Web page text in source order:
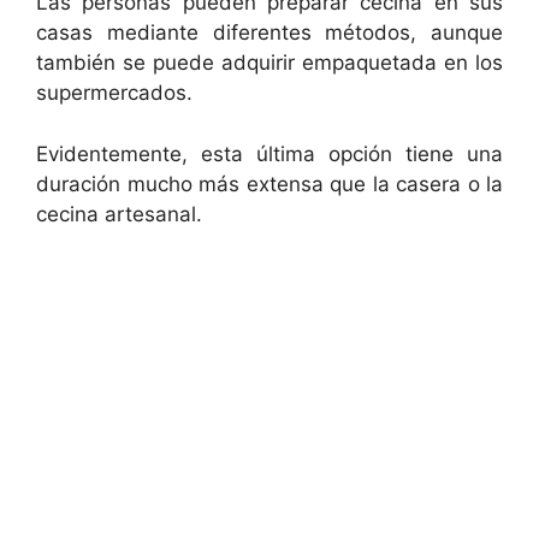
V
d
casas mediante diferentes métodos, aunque
también se puede adquirir empaquetada en los
supermercados.
Evidentemente, esta última opción tiene una
duración mucho más extensa que la casera o la
cecina artesanal.